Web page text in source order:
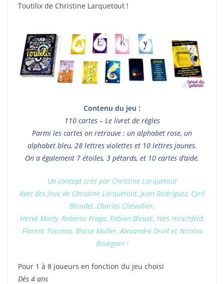
Toutilix de Christine Larquetout !
Contenu du jeu :
110 cartes – Le livret de règles
Parmi les cartes on retrouve : un alphabet rose, un
alphabet bleu, 28 lettres violettes et 10 lettres jaunes.
On a également 7 étoiles, 3 pétards, et 10 cartes d’aide.
Un concept créé par Christine Larquetout
Avec des jeux de Christine Larquetout, Juan Rodriguez, Cyril
Blondel, Charles Chevallier,
Hervé Marly, Roberto Fraga, Fabien Bleuze, Yves Hirschfeld,
Florent Toscano, Blaise Muller, Alexandre Droit et Nicolas
Bourgoin !
Pour 1 à 8 joueurs en fonction du jeu choisi
Dès 4 ans